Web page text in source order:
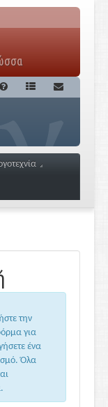
την
για
ένα
Όλα